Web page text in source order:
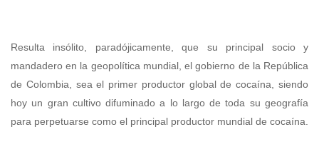
Resulta insólito, paradójicamente, que su principal socio y
mandadero en la geopolítica mundial, el gobierno de la República
de Colombia, sea el primer productor global de cocaína, siendo
hoy un gran cultivo difuminado a lo largo de toda su geografía
para perpetuarse como el principal productor mundial de cocaína.